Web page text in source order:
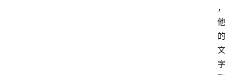
，
他
的
文
字